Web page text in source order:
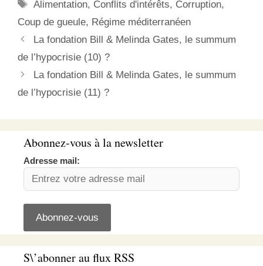
cardiovasculaires par le
biais de mécanismes qui
incluent les effets
délétères signalés des
métabolites, tels que…
Étiquettes
Alimentation, Conflits d'intérêts, Corruption,
Coup de gueule, Régime méditerranéen
La fondation Bill & Melinda Gates, le summum
de l’hypocrisie (10) ?
La fondation Bill & Melinda Gates, le summum
de l’hypocrisie (11) ?
Abonnez-vous à la newsletter
Adresse mail:
S\’abonner au flux RSS